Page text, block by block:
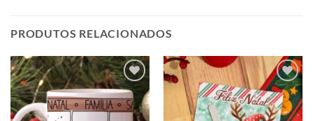
PRODUTOS RELACIONADOS
Adicionar
a lista de
desejos
Adicionar
a lista de
desejos